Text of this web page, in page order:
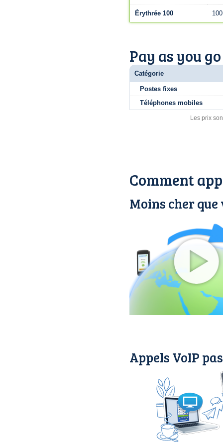
Érythrée 100 100
Pay as you
Catégorie
Postes fixes
Téléphones mobiles
Les prix
Comment
Moins cher
Appels VoIP